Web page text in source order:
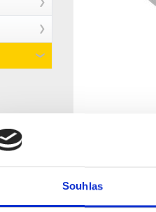
Souhlas